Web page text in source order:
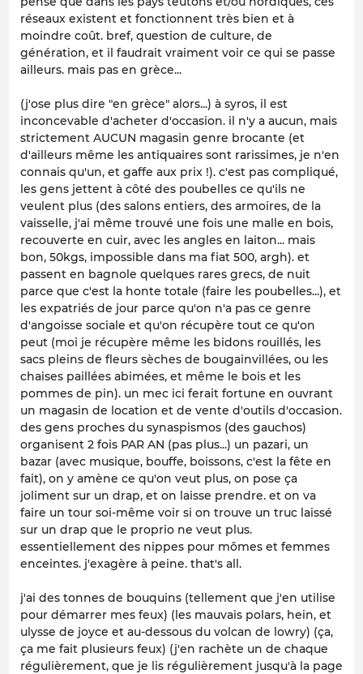
réseaux existent et fonctionnent très bien et à
moindre coût. bref, question de culture, de
génération, et il faudrait vraiment voir ce qui se passe
ailleurs. mais pas en grèce...
(j'ose plus dire "en grèce" alors...) à syros, il est
inconcevable d'acheter d'occasion. il n'y a aucun, mais
strictement AUCUN magasin genre brocante (et
d'ailleurs même les antiquaires sont rarissimes, je n'en
connais qu'un, et gaffe aux prix !). c'est pas compliqué,
les gens jettent à côté des poubelles ce qu'ils ne
veulent plus (des salons entiers, des armoires, de la
vaisselle, j'ai même trouvé une fois une malle en bois,
recouverte en cuir, avec les angles en laiton... mais
bon, 50kgs, impossible dans ma fiat 500, argh). et
passent en bagnole quelques rares grecs, de nuit
parce que c'est la honte totale (faire les poubelles...), et
les expatriés de jour parce qu'on n'a pas ce genre
d'angoisse sociale et qu'on récupère tout ce qu'on
peut (moi je récupère même les bidons rouillés, les
sacs pleins de fleurs sèches de bougainvillées, ou les
chaises paillées abimées, et même le bois et les
pommes de pin). un mec ici ferait fortune en ouvrant
un magasin de location et de vente d'outils d'occasion.
des gens proches du synaspismos (des gauchos)
organisent 2 fois PAR AN (pas plus...) un pazari, un
bazar (avec musique, bouffe, boissons, c'est la fête en
fait), on y amène ce qu'on veut plus, on pose ça
joliment sur un drap, et on laisse prendre. et on va
faire un tour soi-même voir si on trouve un truc laissé
sur un drap que le proprio ne veut plus.
essentiellement des nippes pour mômes et femmes
enceintes. j'exagère à peine. that's all.
j'ai des tonnes de bouquins (tellement que j'en utilise
pour démarrer mes feux) (les mauvais polars, hein, et
ulysse de joyce et au-dessous du volcan de lowry) (ça,
ça me fait plusieurs feux) (j'en rachète un de chaque
régulièrement, que je lis régulièrement jusqu'à la page